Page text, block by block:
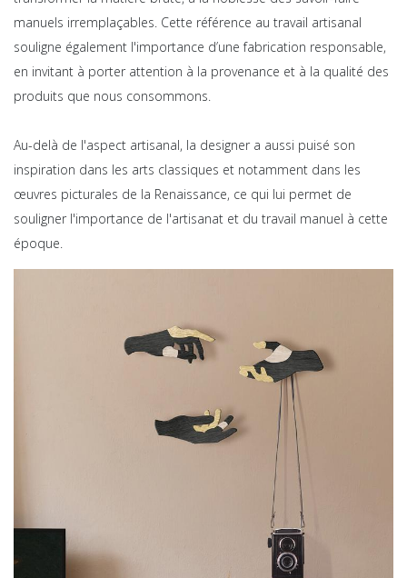
manuels irremplaçables. Cette référence au travail artisanal
souligne également l'importance d’une fabrication responsable,
en invitant à porter attention à la provenance et à la qualité des
produits que nous consommons.
Au-delà de l'aspect artisanal, la designer a aussi puisé son
inspiration dans les arts classiques et notamment dans les
œuvres picturales de la Renaissance, ce qui lui permet de
souligner l'importance de l'artisanat et du travail manuel à cette
époque.